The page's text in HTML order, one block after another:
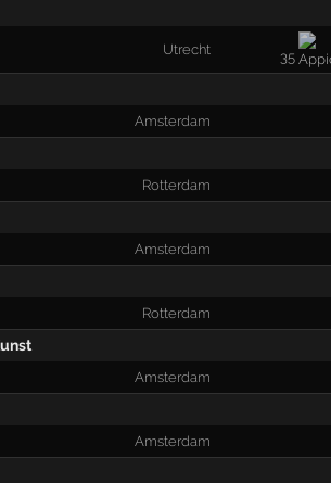
Utrecht 35
Amsterdam
Rotterdam
Amsterdam
Rotterdam
Amsterdam
Amsterdam